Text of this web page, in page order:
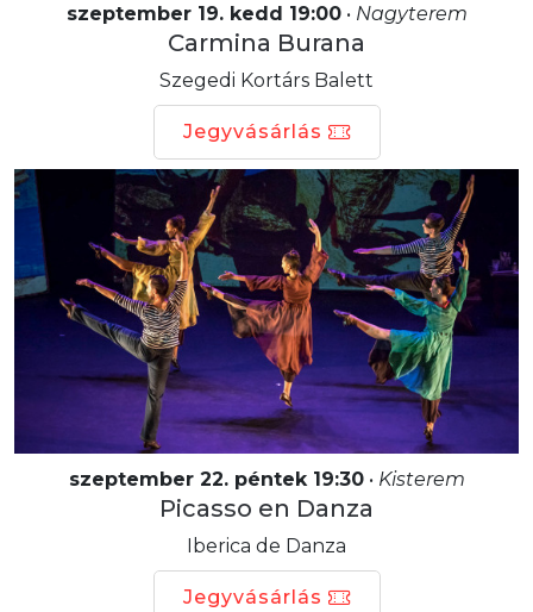
szeptember 19. kedd 19:00• Nagyterem
Carmina Burana
Szegedi Kortárs Balett
Jegyvásárlás
szeptember 22. péntek 19:30• Kisterem
Picasso en Danza
Iberica de Danza
Jegyvásárlás